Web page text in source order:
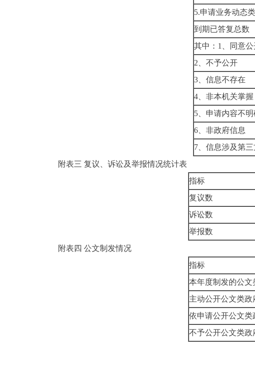
5.申请业务动态
到期已答复总数
其中： 1 、同意
2 、不予公开
3 、信息不存在
4 、非本机关掌握
5 、申请内容不明
6 、非政府信息
7 、信息涉及第
附表三 复议、诉讼及举报情况统计表
指标
复议数
诉讼数
举报数
附表四 公文制发情况
指标
本年度制发的公文
主动公开公文类政
依申请公开公文类
不予公开公文类政